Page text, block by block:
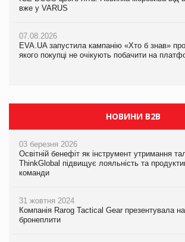
вже у VARUS
07.08.2026
EVA.UA запустила кампанію «Хто б знав»
якого покупці не очікують побачити на
вже у VARUS
07.08.2026
EVA.UA запустила кампанію «Хто б знав»
якого покупці не очікують побачити на
НОВИНИ B2B
03 березня 2026
Освітній бенефіт як інструмент утримання
ThinkGlobal підвищує лояльність та
команди
31 жовтня 2024
Компанія Rarog Tactical Gear презентувала
бронеплити